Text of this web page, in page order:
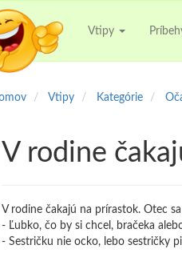
Vtipy
Vtipy Kategórie
V rodine
V rodine čakajú na prírastok. Otec
- Ľubko, čo by si chcel, bračeka
- Sestričku nie ocko, lebo sestričky